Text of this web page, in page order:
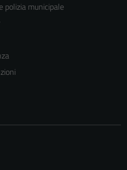
polizia municipale
funzionamento